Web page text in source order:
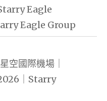
Eagle
Eagle Group
空國際機場｜
｜Starry